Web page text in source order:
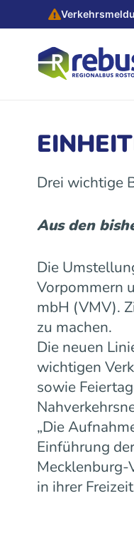
Drei wichtige
Aus den
Die
Vorpommern
mbH (VMV).
zu machen.
Die neuen
wichtigen
sowie
„Die
Einführung
Mecklenburg-
in ihrer